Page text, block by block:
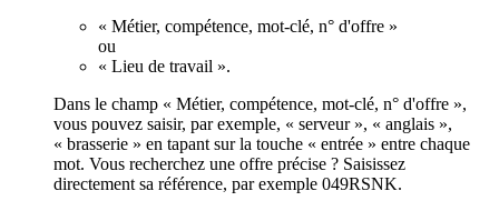
« Métier, compétence, mot-clé, n° d'offre »
ou
« Lieu de travail ».
Dans le champ « Métier, compétence, mot-clé, n° d'offre »,
vous pouvez saisir, par exemple, « serveur », « anglais »,
« brasserie » en tapant sur la touche « entrée » entre chaque
mot. Vous recherchez une offre précise ? Saisissez
directement sa référence, par exemple 049RSNK.